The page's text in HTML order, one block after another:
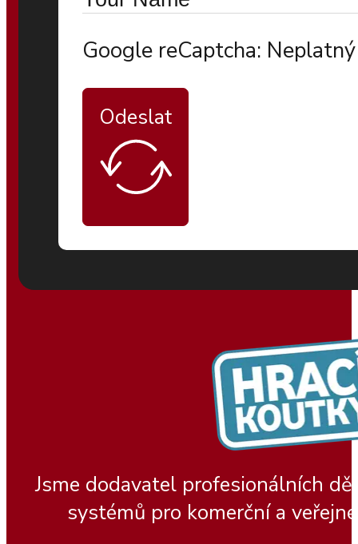
Google reCaptcha:
Odeslat
Jsme dodavatel profesionálních
systémů pro komerční a